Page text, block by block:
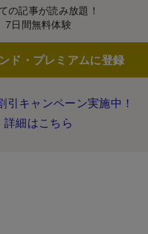
の記事が読み放題！
7日間無料体験
ド・プレミアムに登録
引キャンペーン実施中！
詳細はこちら